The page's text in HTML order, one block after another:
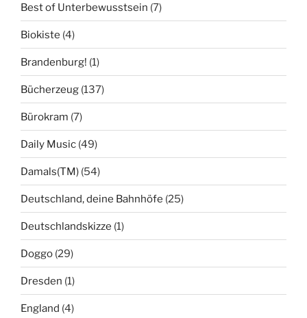
Best of Unterbewusstsein (7)
Biokiste (4)
Brandenburg! (1)
Bücherzeug (137)
Bürokram (7)
Daily Music (49)
Damals(TM) (54)
Deutschland, deine Bahnhöfe (25)
Deutschlandskizze (1)
Doggo (29)
Dresden (1)
England (4)